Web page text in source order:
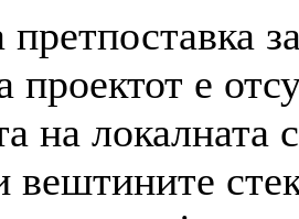
проектот е
на
вештините